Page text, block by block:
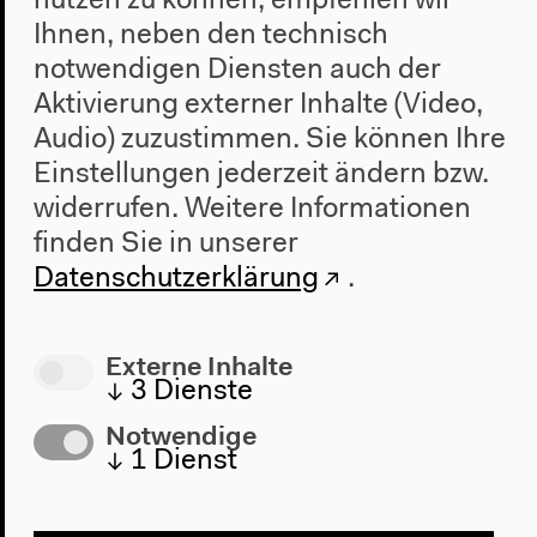
zu sauberem Trinkwasser ist ein Menschenrecht, das
in Frage steht. Und der Wassernot steht das
Problem der Wasserflut durch die Veränderung des
Weltklimas und der Ozeanpegel gegenüber.“
#Diskurs #Film #Musik #Wasser
Ihnen, neben den technisch
notwendigen Diensten auch der
Aktivierung externer Inhalte (Video,
Audio) zuzustimmen. Sie können Ihre
Einstellungen jederzeit ändern bzw.
widerrufen. Weitere Informationen
finden Sie in unserer
Datenschutzerklärung
.
Externe Inhalte
↓ 3 Dienste
Notwendige
↓ 1 Dienst